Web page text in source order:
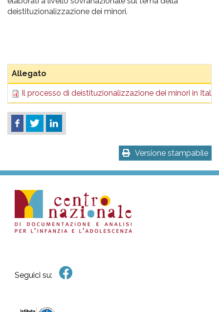
deistituzionalizzazione dei minori.
Allegato
Il processo di deistituzionalizzazione dei minori in Italia
Versione stampabile
Seguici su: